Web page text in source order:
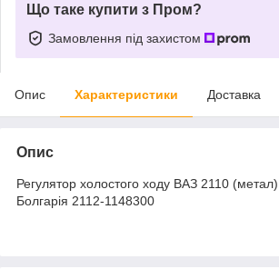
Що таке купити з Пром?
Замовлення під захистом
Опис Характеристики Доставка
Опис
Регулятор холостого ходу ВАЗ 2110
Болгарія 2112-1148300